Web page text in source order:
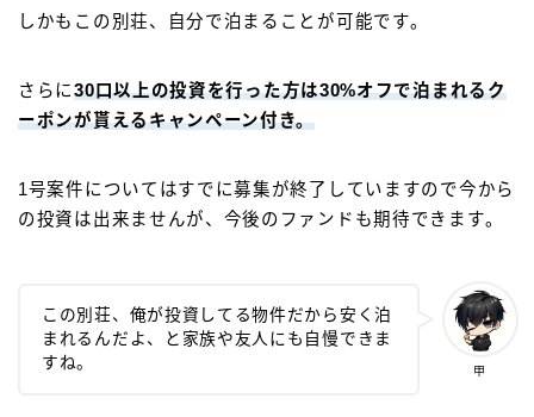
しかもこの別荘、自分で泊まることが可能です。
さらに30口以上の投資を行った方は30%オフで泊まれるク
ーポンが貰えるキャンペーン付き。
1号案件についてはすでに募集が終了していますので今から
の投資は出来ませんが、今後のファンドも期待できます。
甲
この別荘、俺が投資してる物件だから安く泊
まれるんだよ、と家族や友人にも自慢できま
すね。